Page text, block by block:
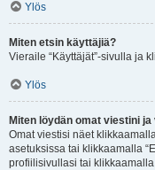
Ylös
Miten etsin käyttäjiä?
Vieraile “Käyttäjät”-sivulla ja
Ylös
Miten löydän omat viestini
Omat viestisi näet
asetuksissa tai klikkaamalla
profiilisivullasi tai